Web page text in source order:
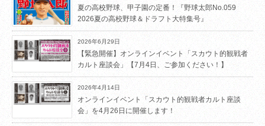
夏の高校野球、甲子園の定番！『野球太郎No.059
2026夏の高校野球＆ドラフト大特集号』
2026年6月29日
【緊急開催】オンラインイベント「スカウト的観戦者
カルト座談会」【7月4日、ご参加ください！】
2026年4月14日
オンラインイベント「スカウト的観戦者カルト座談
会」を4月26日に開催します！